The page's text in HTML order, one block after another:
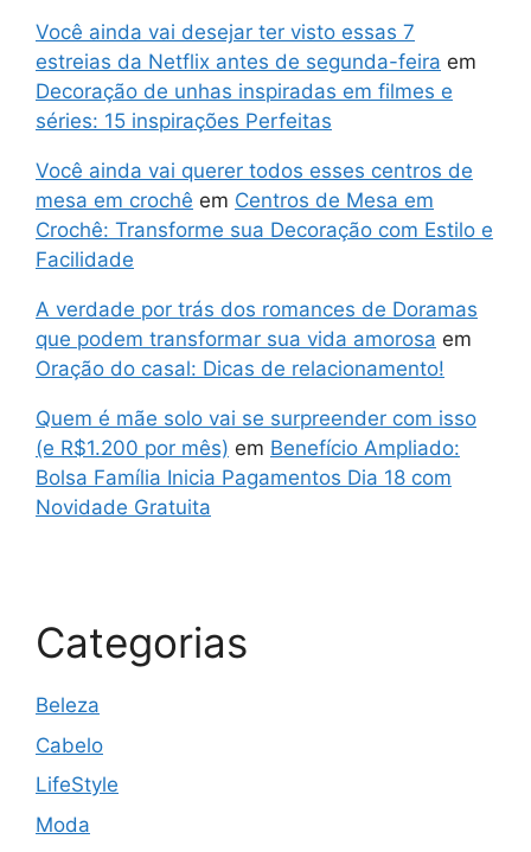
Você ainda vai desejar ter visto essas 7
estreias da Netflix antes de segunda-feira em
Decoração de unhas inspiradas em filmes e
séries: 15 inspirações Perfeitas
Você ainda vai querer todos esses centros de
mesa em crochê em Centros de Mesa em
Crochê: Transforme sua Decoração com Estilo e
Facilidade
A verdade por trás dos romances de Doramas
que podem transformar sua vida amorosa em
Oração do casal: Dicas de relacionamento!
Quem é mãe solo vai se surpreender com isso
(e R$1.200 por mês) em Benefício Ampliado:
Bolsa Família Inicia Pagamentos Dia 18 com
Novidade Gratuita
Categorias
Beleza
Cabelo
LifeStyle
Moda